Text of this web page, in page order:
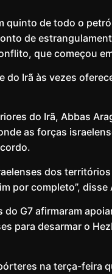
quinto de todo o
de
que começou
do Irã às vezes
do Irã, Abbas
as forças
dos
por completo”, disse
do G7 afirmaram
para desarmar o
na terça-feira